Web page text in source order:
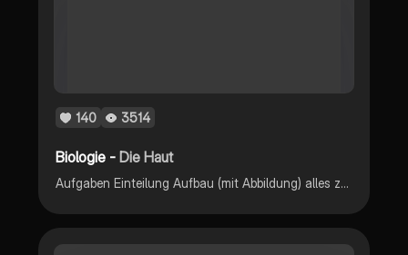
140 3514
Biologie -Die Haut
Aufgaben Einteilung Aufbau (mit Abbildung) alles zur MFA Ausbildung <3